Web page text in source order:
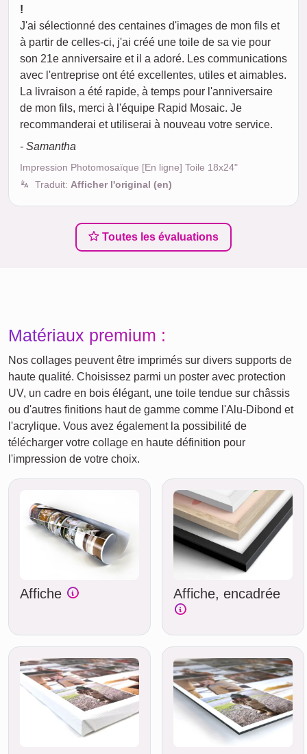
!
J'ai sélectionné des centaines d'images de mon fils et
à partir de celles-ci, j'ai créé une toile de sa vie pour
son 21e anniversaire et il a adoré. Les communications
avec l'entreprise ont été excellentes, utiles et aimables.
La livraison a été rapide, à temps pour l'anniversaire
de mon fils, merci à l'équipe Rapid Mosaic. Je
recommanderai et utiliserai à nouveau votre service.
- Samantha
Impression Photomosaïque [En ligne] Toile 18x24"
Traduit: Afficher l'original (en)
Toutes les évaluations
Matériaux premium :
Nos collages peuvent être imprimés sur divers supports de
haute qualité. Choisissez parmi un poster avec protection
UV, un cadre en bois élégant, une toile tendue sur châssis
ou d'autres finitions haut de gamme comme l'Alu-Dibond et
l'acrylique. Vous avez également la possibilité de
télécharger votre collage en haute définition pour
l'impression de votre choix.
Affiche Affiche, encadrée